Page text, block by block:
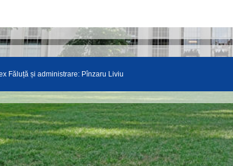
Făluță și administrare: Pînzaru Liviu